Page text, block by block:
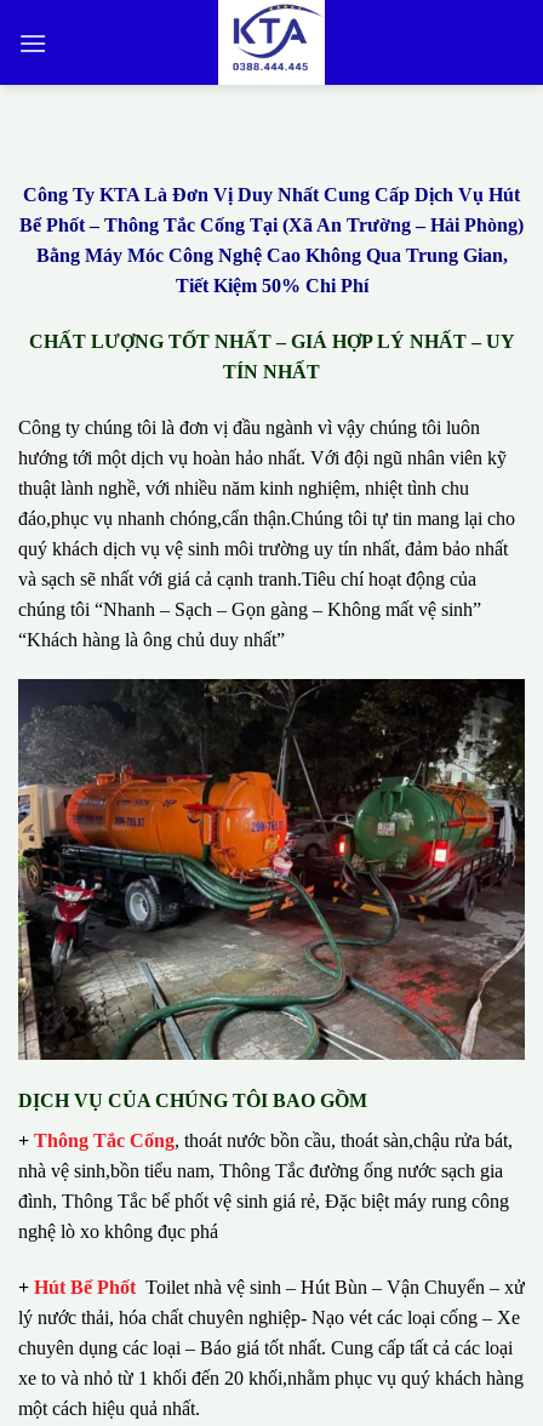
qua
Công Ty KTA Là Đơn Vị Duy Nhất Cung Cấp Dịch Vụ Hút
Bể Phốt – Thông Tắc Cống Tại (Xã An Trường – Hải Phòng)
Bằng Máy Móc Công Nghệ Cao Không Qua Trung Gian,
Tiết Kiệm 50% Chi Phí
CHẤT LƯỢNG TỐT NHẤT – GIÁ HỢP LÝ NHẤT – UY
TÍN NHẤT
Công ty chúng tôi là đơn vị đầu ngành vì vậy chúng tôi luôn
hướng tới một dịch vụ hoàn hảo nhất. Với đội ngũ nhân viên kỹ
thuật lành nghề, với nhiều năm kinh nghiệm, nhiệt tình chu
đáo,phục vụ nhanh chóng,cẩn thận.Chúng tôi tự tin mang lại cho
quý khách dịch vụ vệ sinh môi trường uy tín nhất, đảm bảo nhất
và sạch sẽ nhất với giá cả cạnh tranh.Tiêu chí hoạt động của
chúng tôi “Nhanh – Sạch – Gọn gàng – Không mất vệ sinh”
“Khách hàng là ông chủ duy nhất”
DỊCH VỤ CỦA CHÚNG TÔI BAO GỒM
+ Thông Tắc Cống, thoát nước bồn cầu, thoát sàn,chậu rửa bát,
nhà vệ sinh,bồn tiểu nam, Thông Tắc đường ống nước sạch gia
đình, Thông Tắc bể phốt vệ sinh giá rẻ, Đặc biệt máy rung công
nghệ lò xo không đục phá
+ Hút Bể Phốt Toilet nhà vệ sinh – Hút Bùn – Vận Chuyển – xử
lý nước thải, hóa chất chuyên nghiệp- Nạo vét các loại cống – Xe
chuyên dụng các loại – Báo giá tốt nhất. Cung cấp tất cả các loại
xe to và nhỏ từ 1 khối đến 20 khối,nhằm phục vụ quý khách hàng
một cách hiệu quả nhất.